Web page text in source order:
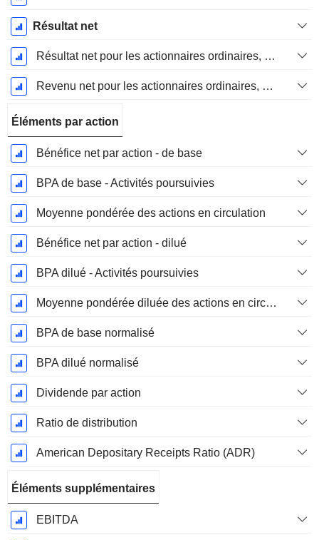
Résultat net
Résultat net pour les actionnaires ordinaires, éléments exceptionnels inclus.
Revenu net pour les actionnaires ordinaires, hors éléments exceptionnelsRésultat net pour les actionnaires ordinaires, éléments exceptionnels exclus.
Éléments par action
Bénéfice net par action - de base
BPA de base - Activités poursuivies
Moyenne pondérée des actions en circulation
Bénéfice net par action - dilué
BPA dilué - Activités poursuivies
Moyenne pondérée diluée des actions en circulation
BPA de base normalisé
BPA dilué normalisé
Dividende par action
Ratio de distribution
American Depositary Receipts Ratio (ADR)
Éléments supplémentaires
EBITDA